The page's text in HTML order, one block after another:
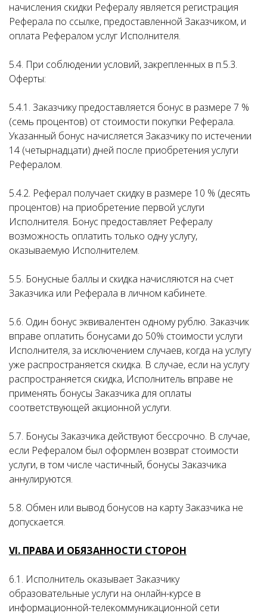
начисления скидки Рефералу является регистрация
Реферала по ссылке, предоставленной Заказчиком, и
оплата Рефералом услуг Исполнителя.
5.4. При соблюдении условий, закрепленных в п.5.3.
Оферты:
5.4.1. Заказчику предоставляется бонус в размере 7 %
(семь процентов) от стоимости покупки Реферала.
Указанный бонус начисляется Заказчику по истечении
14 (четырнадцати) дней после приобретения услуги
Рефералом.
5.4.2. Реферал получает скидку в размере 10 % (десять
процентов) на приобретение первой услуги
Исполнителя. Бонус предоставляет Рефералу
возможность оплатить только одну услугу,
оказываемую Исполнителем.
5.5. Бонусные баллы и скидка начисляются на счет
Заказчика или Реферала в личном кабинете.
5.6. Один бонус эквивалентен одному рублю. Заказчик
вправе оплатить бонусами до 50% стоимости услуги
Исполнителя, за исключением случаев, когда на услугу
уже распространяется скидка. В случае, если на услугу
распространяется скидка, Исполнитель вправе не
применять бонусы Заказчика для оплаты
соответствующей акционной услуги.
5.7. Бонусы Заказчика действуют бессрочно. В случае,
если Рефералом был оформлен возврат стоимости
услуги, в том числе частичный, бонусы Заказчика
аннулируются.
5.8. Обмен или вывод бонусов на карту Заказчика не
допускается.
VI. ПРАВА И ОБЯЗАННОСТИ СТОРОН
6.1. Исполнитель оказывает Заказчику
образовательные услуги на онлайн-курсе в
информационной-телекоммуникационной сети